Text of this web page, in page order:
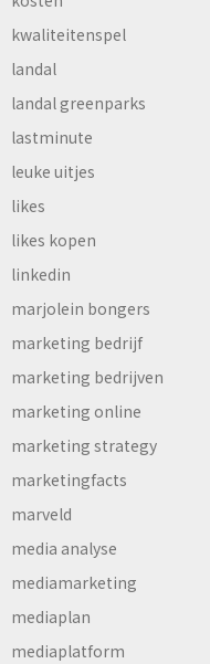
kwaliteitenspel
landal
landal greenparks
lastminute
leuke uitjes
likes
likes kopen
linkedin
marjolein bongers
marketing bedrijf
marketing bedrijven
marketing online
marketing strategy
marketingfacts
marveld
media analyse
mediamarketing
mediaplan
mediaplatform